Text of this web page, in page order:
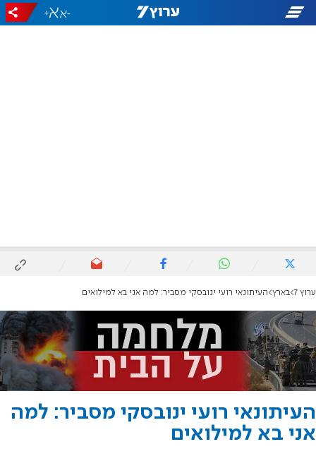
-
+
ערוץ 7 בארץ העיתונאי רועי ינובסקי מסביר: למה אני בא למילואים
העיתונאי רועי ינובסקי מסביר: למה
אני בא למילואים